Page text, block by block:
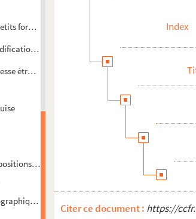
formats de l'Opéra Comique
et coupures
étrangère), documents divers (pourparlers de
(France et étranger)
Index
Citer ce document : https://